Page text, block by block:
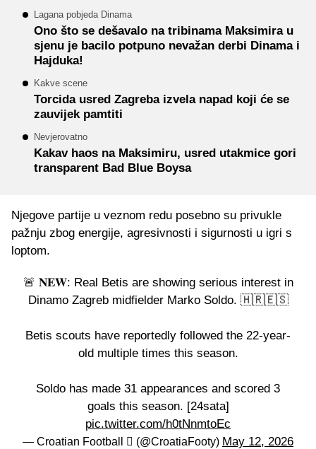
Lagana pobjeda Dinama
Ono što se dešavalo na tribinama Maksimira u
sjenu je bacilo potpuno nevažan derbi Dinama i
Hajduka!
Kakve scene
Torcida usred Zagreba izvela napad koji će se
zauvijek pamtiti
Nevjerovatno
Kakav haos na Maksimiru, usred utakmice gori
transparent Bad Blue Boysa
Njegove partije u veznom redu posebno su privukle
pažnju zbog energije, agresivnosti i sigurnosti u igri s
loptom.
🚨 𝐍𝐄𝐖: Real Betis are showing serious interest in
Dinamo Zagreb midfielder Marko Soldo. 🇭🇷🇪🇸
Betis scouts have reportedly followed the 22-year-
old multiple times this season.
Soldo has made 31 appearances and scored 3
goals this season. [24sata]
pic.twitter.com/h0tNnmtoEc
— Croatian Football  (@CroatiaFooty) May 12, 2026